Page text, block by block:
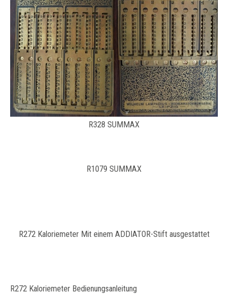
R328 SUMMAX
R1079 SUMMAX
R272 Kaloriemeter Mit einem ADDIATOR-Stift ausgestattet
R272 Kaloriemeter Bedienungsanleitung